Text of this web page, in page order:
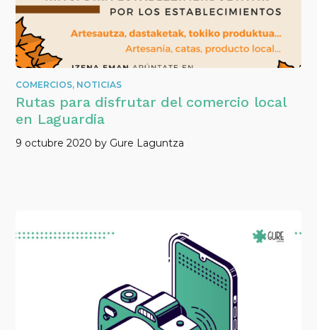
COMERCIOS, NOTICIAS
Rutas para disfrutar del comercio local
en Laguardia
9 octubre 2020 by Gure Laguntza